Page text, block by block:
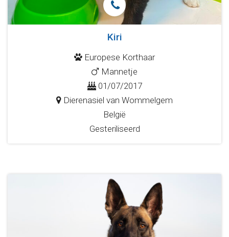
Kiri
Europese Korthaar
Mannetje
01/07/2017
Dierenasiel van Wommelgem
België
Gesteriliseerd